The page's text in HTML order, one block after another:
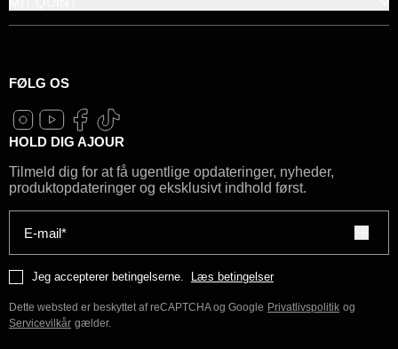
FØLG OS
HOLD DIG AJOUR
Tilmeld dig for at få ugentlige opdateringer, nyheder,
produktopdateringer og eksklusivt indhold først.
E-mail*
Jeg accepterer betingelserne. Læs betingelser
Dette websted er beskyttet af reCAPTCHA og Google Privatlivspolitik og
Servicevilkår gælder.